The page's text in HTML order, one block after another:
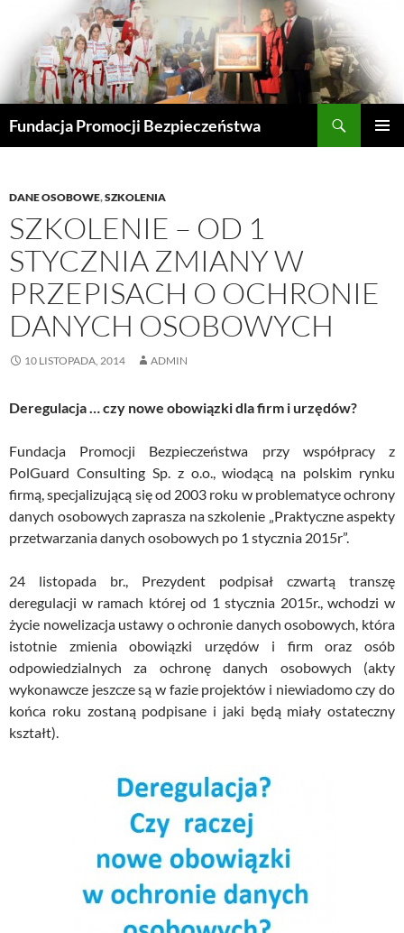
treści
Fundacja Promocji Bezpieczeństwa
DANE OSOBOWE,SZKOLENIA
SZKOLENIE – OD 1
STYCZNIA ZMIANY W
PRZEPISACH O OCHRONIE
DANYCH OSOBOWYCH
10 LISTOPADA, 2014 ADMIN
Deregulacja … czy nowe obowiązki dla firm i urzędów?
Fundacja Promocji Bezpieczeństwa przy współpracy z
PolGuard Consulting Sp. z o.o., wiodącą na polskim rynku
firmą, specjalizującą się od 2003 roku w problematyce ochrony
danych osobowych zaprasza na szkolenie „Praktyczne aspekty
przetwarzania danych osobowych po 1 stycznia 2015r”.
24 listopada br., Prezydent podpisał czwartą transzę
deregulacji w ramach której od 1 stycznia 2015r., wchodzi w
życie nowelizacja ustawy o ochronie danych osobowych, która
istotnie zmienia obowiązki urzędów i firm oraz osób
odpowiedzialnych za ochronę danych osobowych (akty
wykonawcze jeszcze są w fazie projektów i niewiadomo czy do
końca roku zostaną podpisane i jaki będą miały ostateczny
kształt).